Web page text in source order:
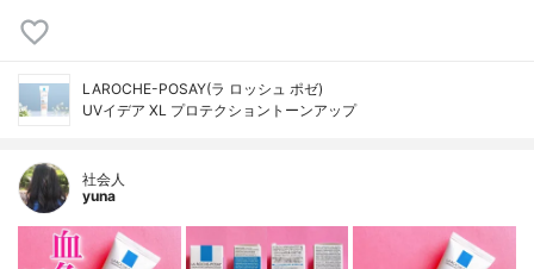
LAROCHE-POSAY(ラ ロッシュ ポゼ)
UVイデア XL プロテクショントーンアップ
社会人
yuna